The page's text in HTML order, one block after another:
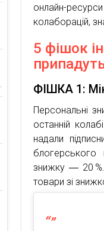
онлайн-
колаборацій,
5 фішок
ФІШКА 1:
Персональні
останній
надали
знижку ― 20
товари зі